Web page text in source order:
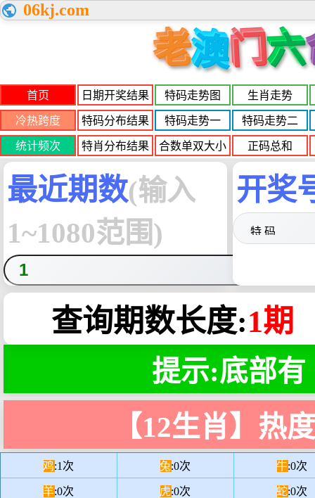
06kj.com
老澳门六
首页 日期开奖结果 特码走势图 生肖走势
冷热跨度 特码分布结果 特码走势一 特码走势二
统计频次 特肖分布结果 合数单双大小 正码总和
最近期数(输入
1~1080范围)
开奖
查询期数长度:1期
提示:底部有
【12生肖】热
鸡:1次 兔:0次 牛:0次
羊:0次 虎:0次 蛇:0次